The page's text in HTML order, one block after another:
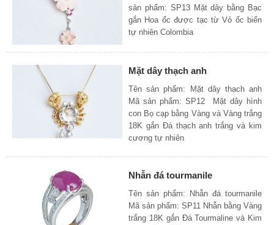
sản phẩm: SP13 Mặt dây bằng Bạc
gắn Hoa ốc được tạc từ Vỏ ốc biển
tự nhiên Colombia
Mặt dây thạch anh
Tên sản phẩm: Mặt dây thạch anh
Mã sản phẩm: SP12 Mặt dây hình
con Bọ cạp bằng Vàng và Vàng trắng
18K gắn Đá thạch anh trắng và kim
cương tự nhiên
Nhẫn đá tourmanile
Tên sản phẩm: Nhẫn đá tourmanile
Mã sản phẩm: SP11 Nhẫn bằng Vàng
trắng 18K gắn Đá Tourmaline và Kim